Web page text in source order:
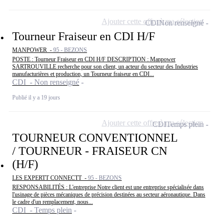
Tourneur Fraiseur en CDI H/F
MANPOWER - 95 - BEZONS
POSTE : Tourneur Fraiseur en CDI H/F DESCRIPTION : Manpower
SARTROUVILLE recherche pour son client, un acteur du secteur des Industries
manufacturières et production, un Tourneur fraiseur en CDI...
CDI - Non renseigné
Publié il y a 19 jours
CDINon renseigné
Ajouter cette offre à ma sélection
TOURNEUR CONVENTIONNEL
/ TOURNEUR - FRAISEUR CN
(H/F)
LES EXPERTT CONNECTT - 95 - BEZONS
RESPONSABILITÉS : L'entreprise Notre client est une entreprise spécialisée dans
l'usinage de pièces mécaniques de précision destinées au secteur aéronautique. Dans
le cadre d'un remplacement, nous...
CDI - Temps plein
CDITemps plein
Ajouter cette offre à ma sélection